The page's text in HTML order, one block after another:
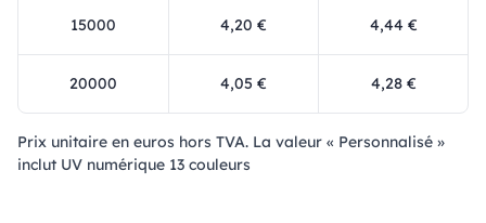
15000 4,20 € 4,44 €
20000 4,05 € 4,28 €
Prix ​​unitaire en euros hors TVA. La valeur « Personnalisé »
inclut UV numérique 13 couleurs